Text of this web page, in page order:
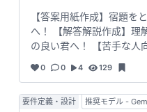
【答案用紙作成】宿題を
へ！ 【解答解説作成】理
の良い君へ！ 【苦手な人
まう君へ！ 【教材作成概
生・保護者の方へ 【教材
用紙作成】 途中式だけを
0 0 4 129
要件定義・設計 推奨モデル -